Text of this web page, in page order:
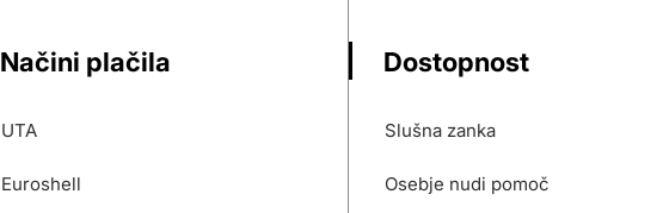
Načini plačila
UTA
Euroshell
Dostopnost
Slušna zanka
Osebje nudi pomoč